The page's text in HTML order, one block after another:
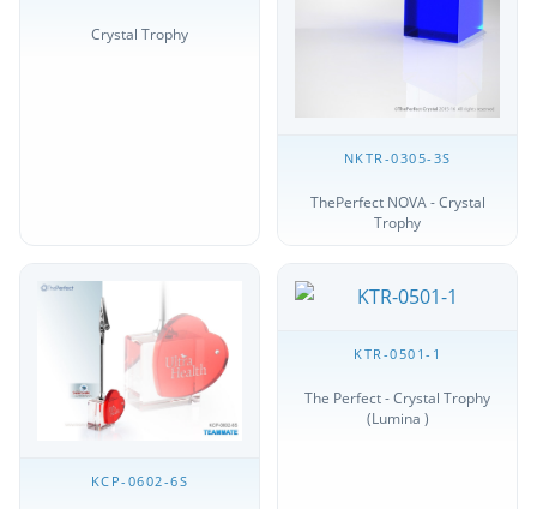
Crystal Trophy
NKTR-0305-3S
ThePerfect NOVA - Crystal
Trophy
KCP-0602-6S
KTR-0501-1
The Perfect - Crystal Trophy
(Lumina )